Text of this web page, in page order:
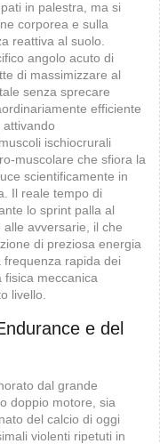
in palestra, ma si
corporea e sulla
reattiva al suolo.
angolo acuto di
di massimizzare al
senza sprecare
efficiente
ischiocrurali
muscolare che sfiora la
scientificamente in
Il reale tempo di
lo sprint palla al
avversarie, il che
di preziosa energia
rapida dei
fisica meccanica
livello.
e del
dal grande
doppio motore, sia
del calcio di oggi
violenti ripetuti in